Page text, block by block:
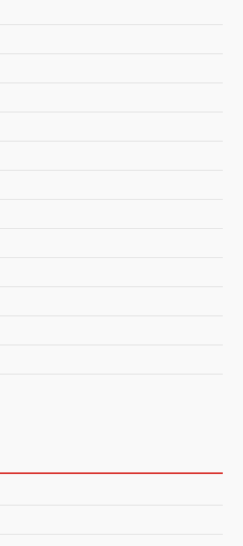
Inauguran la Galería Historia y
7 de agosto de 2026